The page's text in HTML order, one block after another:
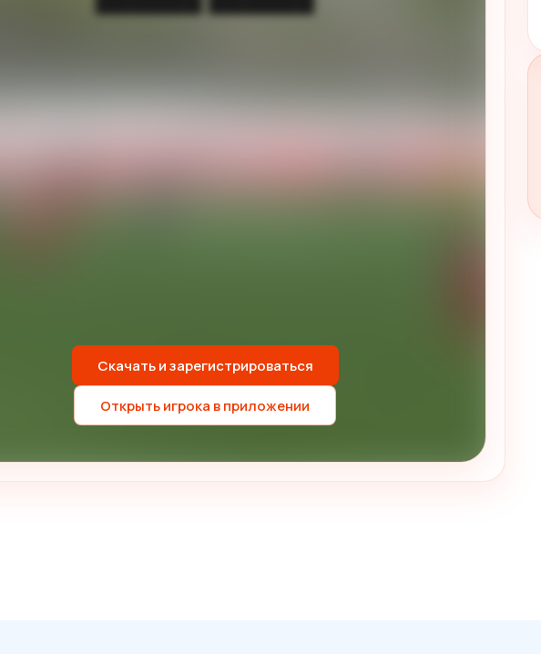
Скачать и зарегистрироваться
Открыть игрока в приложении